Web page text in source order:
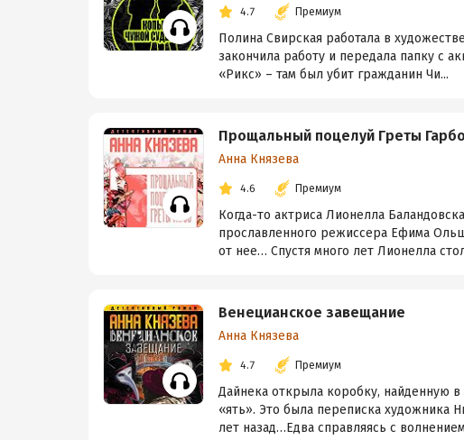
4.7 Премиум
Полина Свирская работала в
закончила работу и передала папку с
«Рикс» – там был убит гражданин Чи...
Прощальный поцелуй Греты Гарбо
Анна Князева
4.6 Премиум
Когда-то актриса Лионелла
прославленного режиссера Ефима
от нее… Спустя много лет Лионелла
Венецианское завещание
Анна Князева
4.7 Премиум
Дайнека открыла коробку, найденную
«ять». Это была переписка художника
лет назад…Едва справляясь с